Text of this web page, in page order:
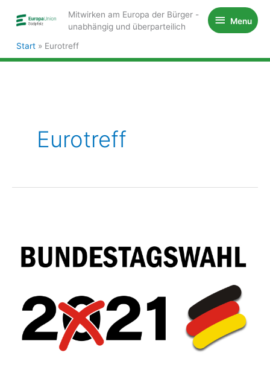
Inhalt
Mitwirken am Europa der Bürger -
unabhängig und überparteilich
Menu
Menu
Start Eurotreff
Eurotreff